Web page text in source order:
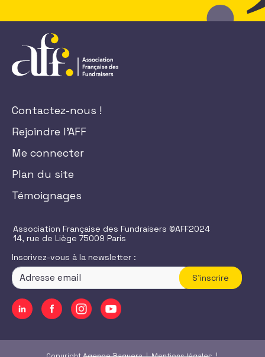
Contactez-nous !
Rejoindre l'AFF
Me connecter
Plan du site
Témoignages
Association Française des Fundraisers ©AFF2024
14, rue de Liège 75009 Paris
Inscrivez-vous à la newsletter :
S'inscrire